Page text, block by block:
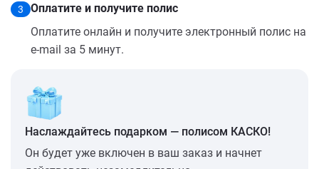
3
Оплатите и получите полис
Оплатите онлайн и получите электронный полис на
e-mail за 5 минут.
Наслаждайтесь подарком — полисом КАСКО!
Он будет уже включен в ваш заказ и начнет